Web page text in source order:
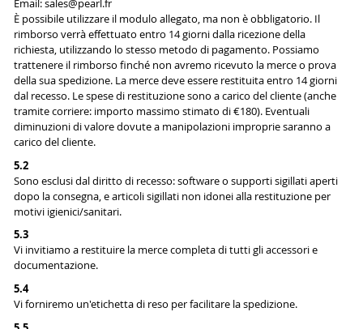
Email: sales@pearl.fr
È possibile utilizzare il modulo allegato, ma non è obbligatorio. Il
rimborso verrà effettuato entro 14 giorni dalla ricezione della
richiesta, utilizzando lo stesso metodo di pagamento. Possiamo
trattenere il rimborso finché non avremo ricevuto la merce o prova
della sua spedizione. La merce deve essere restituita entro 14 giorni
dal recesso. Le spese di restituzione sono a carico del cliente (anche
tramite corriere: importo massimo stimato di €180). Eventuali
diminuzioni di valore dovute a manipolazioni improprie saranno a
carico del cliente.
5.2
Sono esclusi dal diritto di recesso: software o supporti sigillati aperti
dopo la consegna, e articoli sigillati non idonei alla restituzione per
motivi igienici/sanitari.
5.3
Vi invitiamo a restituire la merce completa di tutti gli accessori e
documentazione.
5.4
Vi forniremo un'etichetta di reso per facilitare la spedizione.